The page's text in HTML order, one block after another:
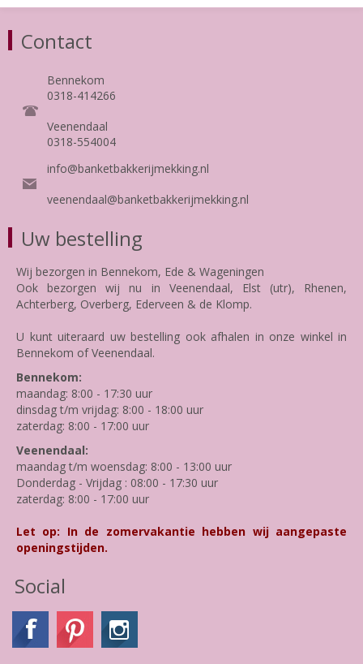
Contact
Bennekom
0318-414266
Veenendaal
0318-554004
info@banketbakkerijmekking.nl
veenendaal@banketbakkerijmekking.nl
Uw bestelling
Wij bezorgen in Bennekom, Ede & Wageningen
Ook bezorgen wij nu in Veenendaal, Elst (utr), Rhenen,
Achterberg, Overberg, Ederveen & de Klomp.
U kunt uiteraard uw bestelling ook afhalen in onze winkel in
Bennekom of Veenendaal.
Bennekom:
maandag: 8:00 - 17:30 uur
dinsdag t/m vrijdag: 8:00 - 18:00 uur
zaterdag: 8:00 - 17:00 uur
Veenendaal:
maandag t/m woensdag: 8:00 - 13:00 uur
Donderdag - Vrijdag : 08:00 - 17:30 uur
zaterdag: 8:00 - 17:00 uur
Let op: In de zomervakantie hebben wij aangepaste
openingstijden.
Social